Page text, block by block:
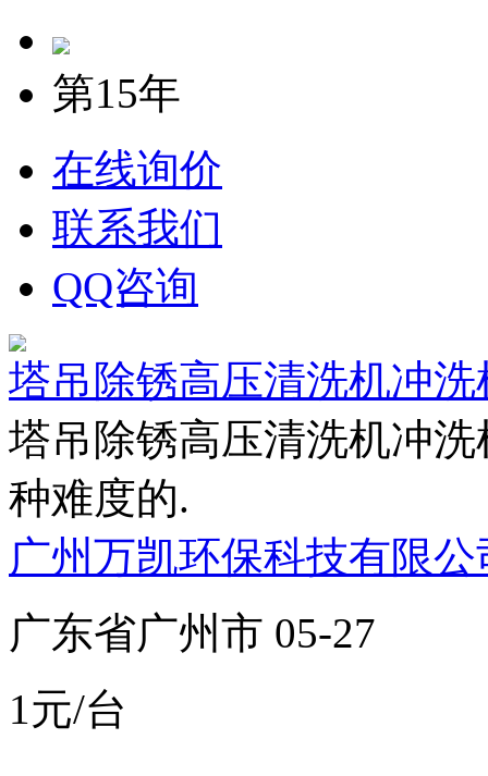
第15年
在线询价
联系我们
QQ咨询
塔吊除锈高压清洗机冲洗
塔吊除锈高压清洗机冲
种难度的.
广州万凯环保科技有限公
广东省广州市 05-27
1元/台